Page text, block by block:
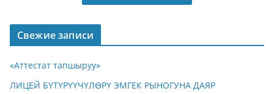
Свежие записи
«Аттестат тапшыруу»
ЛИЦЕЙ БҮТҮРҮҮЧҮЛӨРҮ ЭМГЕК РЫНОГУНА ДАЯР